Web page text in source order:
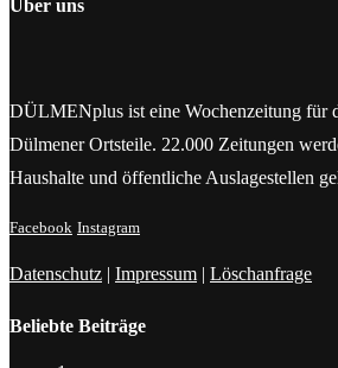
Über uns
DÜLMENplus ist eine Wochenzeitung für
Dülmener Ortsteile. 22.000 Zeitungen
Haushalte und öffentliche Auslagestellen
Facebook Instagram
Datenschutz | Impressum | Löschanfrage
Beliebte Beiträge